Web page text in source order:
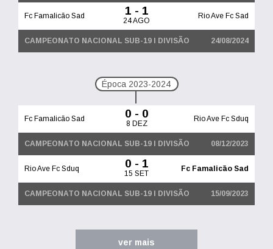
Fc Famalicão Sad 1 - 1
24 AGO
Rio Ave Fc Sad
CAMPEONATO NACIONAL SUB-19 I DIVISÃO 24/08/2024
Época 2023-2024
Fc Famalicão Sad 0 - 0
8 DEZ
Rio Ave Fc Sduq
CAMPEONATO NACIONAL SUB-19 I DIVISÃO 08/12/2023
Rio Ave Fc Sduq 0 - 1
15 SET
Fc Famalicão Sad
CAMPEONATO NACIONAL SUB-19 I DIVISÃO 15/09/2023
ver mais